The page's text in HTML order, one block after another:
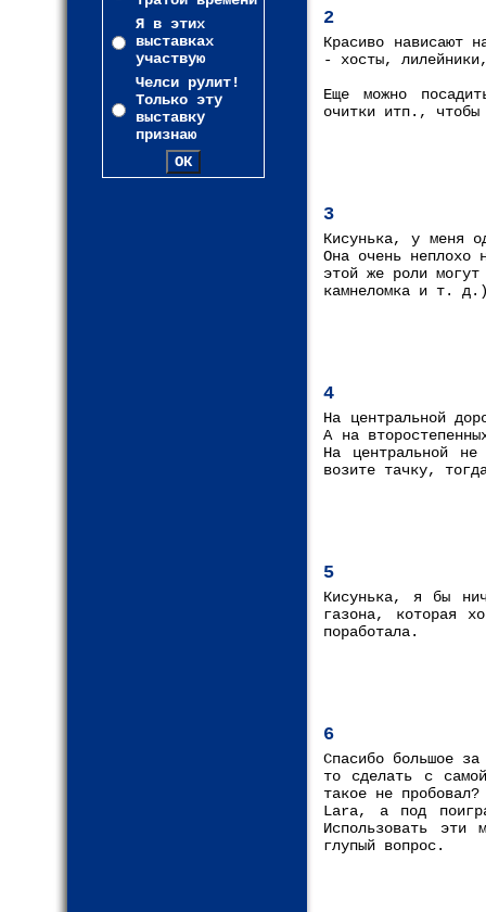
Я в этих
выставках
участвую
Челси рулит!
Только эту
выставку
признаю
2
Красиво нависают
- хосты,
Еще можно
очитки итп., чтобы
3
Кисунька, у меня
Она очень неплохо
этой же роли
камнеломка и т.
4
На центральной
А на
На центральной
возите тачку,
5
Кисунька, я бы
газона, которая
поработала.
6
Спасибо большое
то сделать с
такое не
Lara, а под
Использовать эти
глупый вопрос.